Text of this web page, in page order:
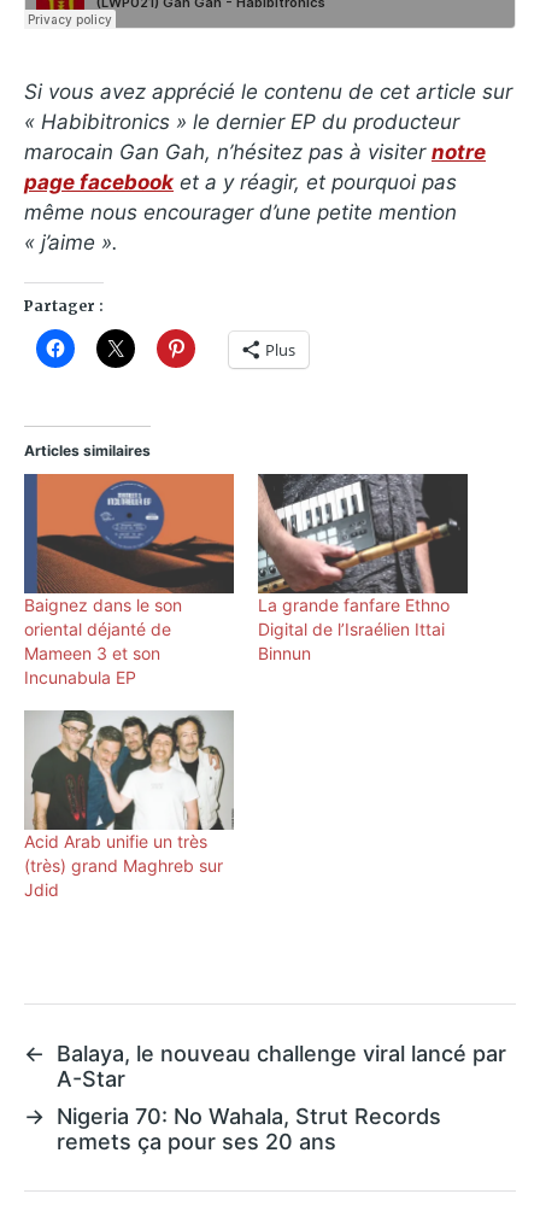
Si vous avez apprécié le contenu de cet article sur
« Habibitronics » le dernier EP du producteur
marocain Gan Gah, n’hésitez pas à visiter notre
page facebook et a y réagir, et pourquoi pas
même nous encourager d’une petite mention
« j’aime ».
Partager :
Plus
Articles similaires
Baignez dans le son
oriental déjanté de
Mameen 3 et son
Incunabula EP
La grande fanfare Ethno
Digital de l’Israélien Ittai
Binnun
Acid Arab unifie un très
(très) grand Maghreb sur
Jdid
←
Balaya, le nouveau challenge viral lancé par
A-Star
→ Nigeria 70: No Wahala, Strut Records
remets ça pour ses 20 ans